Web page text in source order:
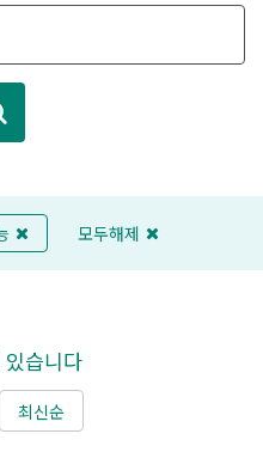
모두해제
있습니다
최신순